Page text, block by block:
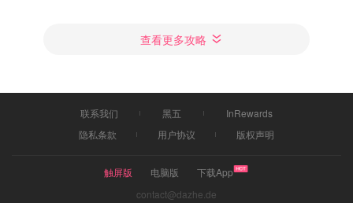
查看更多攻略
联系我们 黑五
InRewards
隐私条款
用户协议 版权声明
触屏版 电脑版
下载App
contact@dazhe.de